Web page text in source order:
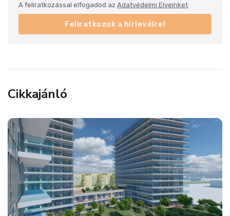
A feliratkozással elfogadod az Adatvédelmi Elveinket
Feliratkozok a hírlevélre!
Cikkajánló